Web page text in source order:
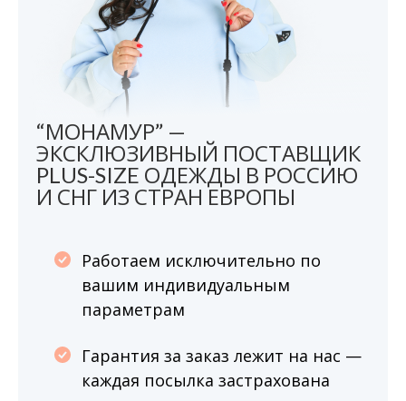
“МОНАМУР” —
ЭКСКЛЮЗИВНЫЙ ПОСТАВЩИК
PLUS-SIZE ОДЕЖДЫ В РОССИЮ
И СНГ ИЗ СТРАН ЕВРОПЫ
Работаем исключительно по
вашим индивидуальным
параметрам
Гарантия за заказ лежит на нас —
каждая посылка застрахована